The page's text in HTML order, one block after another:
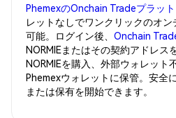
PhemexのOnchain Tradeプラッ
レットなしでワンクリックのオ
可能。ログイン後、 Onchain
NORMIEまたはその契約アドレス
NORMIEを購入、外部ウォレット
Phemexウォレットに保管。安全
または保有を開始できます。